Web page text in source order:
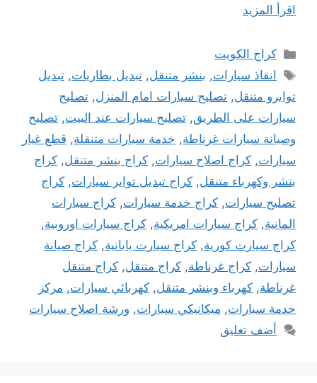
اقرأ المزيد
التصنيفات
كراج الكويت
الوسوم
انقاذ سيارات, بنشر متنقل,تبديل بطاريات,تبديل
توايرو متنقل, تصليح سيارات امام المنزل, تصليح
سيارات على الطريق, تصليح سيارات عند البيت, تصليح
وصيانة سيارات غرناطة, خدمة سيارات متنقلة, قطع غيار
سيارات, كراج اصلاح سيارات, كراج بنشر متنقل, كراج
بنشر وكهرباء متنقل, كراج تبديل تواير سيارات, كراج
تصليح سيارات, كراج خدمة سيارات, كراج سيارات
المانية, كراج سيارات امريكية, كراج سيارات اوروبية,
كراج سيارت كورية, كراج سيارت يابانية, كراج صيانة
سيارات, كراج غرناطة, كراج متنقل, كراج متنقل
غرناطة, كهرباء وبنشر متنقل, كهربائي سيارات, مركز
خدمة سيارات, ميكانيكي سيارات, ورشة اصلاح سيارات
أضف تعليق